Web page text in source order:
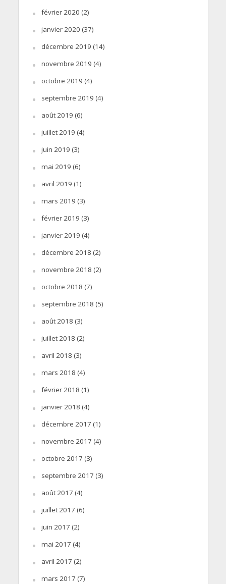
février 2020 (2)
janvier 2020 (37)
décembre 2019 (14)
novembre 2019 (4)
octobre 2019 (4)
septembre 2019 (4)
août 2019 (6)
juillet 2019 (4)
juin 2019 (3)
mai 2019 (6)
avril 2019 (1)
mars 2019 (3)
février 2019 (3)
janvier 2019 (4)
décembre 2018 (2)
novembre 2018 (2)
octobre 2018 (7)
septembre 2018 (5)
août 2018 (3)
juillet 2018 (2)
avril 2018 (3)
mars 2018 (4)
février 2018 (1)
janvier 2018 (4)
décembre 2017 (1)
novembre 2017 (4)
octobre 2017 (3)
septembre 2017 (3)
août 2017 (4)
juillet 2017 (6)
juin 2017 (2)
mai 2017 (4)
avril 2017 (2)
mars 2017 (7)